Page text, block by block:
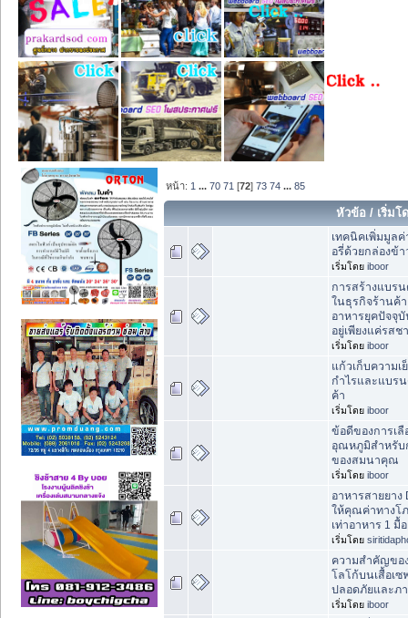
หน้า: 1 ...70 71 [72]73 74 ...85
หัวข้อ / เริ่มโ
เทคนิคเพิ่มมูลค่
อรี่ด้วยกล่องข้
เริ่มโดย iboor
การสร้างแบร
ในธุรกิจร้านค้
อาหารยุคปัจจุ
อยู่เพียงแค่รสช
เริ่มโดย iboor
แก้วเก็บความเ
กำไรและแบร
ค้า
เริ่มโดย iboor
ข้อดีของการเลื
อุณหภูมิสำหรับ
ของสมนาคุณ
เริ่มโดย iboor
อาหารสายยาง
ให้คุณค่าทางโ
เท่าอาหาร 1 มื้อ
เริ่มโดย
ความสำคัญขอ
โลโก้บนเสื้อเซ
ปลอดภัยและภ
เริ่มโดย iboor